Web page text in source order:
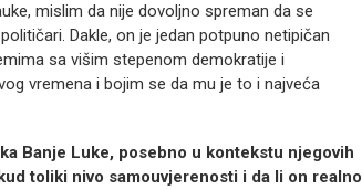
mislim da nije dovoljno spreman da se
Dakle, on je jedan potpuno netipičan
sa višim stepenom demokratije i
vremena i bojim se da mu je to i najveća
Banje Luke, posebno u kontekstu njegovih
toliki nivo samouvjerenosti i da li on realno